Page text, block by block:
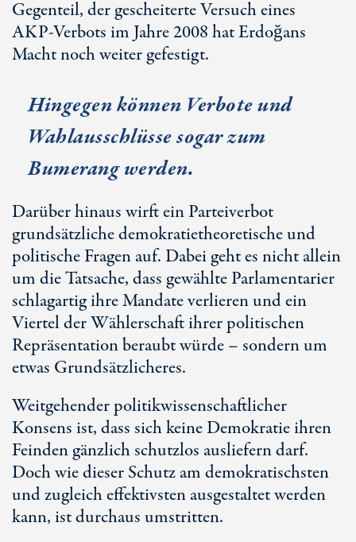
Gegenteil, der gescheiterte Versuch eines
AKP-Verbotsim Jahre 2008 hat Erdoğans
Macht noch weiter gefestigt.
Hingegen können Verbote und
Wahlausschlüsse sogar zum
Bumerang werden.
Darüber hinaus wirft ein Parteiverbot
grundsätzliche demokratietheoretische und
politische Fragen auf. Dabei geht es nicht allein
um die Tatsache, dass gewählte Parlamentarier
schlagartig ihre Mandate verlieren und ein
Viertel der Wählerschaft ihrer politischen
Repräsentation beraubt würde – sondern um
etwas Grundsätzlicheres.
Weitgehender politikwissenschaftlicher
Konsens ist, dass sich keine Demokratie ihren
Feinden gänzlich schutzlos ausliefern darf.
Doch wie dieser Schutz am demokratischsten
und zugleich effektivsten ausgestaltet werden
kann, ist durchaus umstritten.